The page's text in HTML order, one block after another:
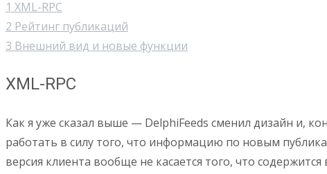
1 XML-RPC
2 Рейтинг публикаций
3 Внешний вид и новые функции
XML-RPC
Как я уже сказал выше — DelphiFeeds сменил дизайн и,
работать в силу того, что информацию по новым
версия клиента вообще не касается того, что